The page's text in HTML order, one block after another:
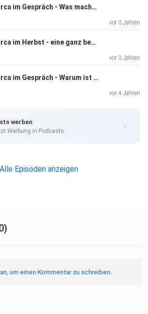
017: Mallorca im Gespräch - Was macht das Yoga del Mar so außergewöhnlich, Nina und Yasmin?
vor 3 Jahren
016: Mallorca im Herbst - eine ganz besondere Jahreszeit
vor 3 Jahren
015: Mallorca im Gespräch - Warum ist Mallorca der richtige Platz für Yoga und Coaching, Michaela Mayr?
vor 4 Jahren
werben
Werbung in Podcasts.
Alle Episoden anzeigen
um einen Kommentar zu schreiben.